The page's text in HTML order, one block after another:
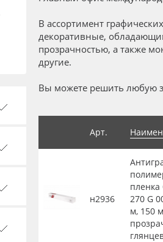
В ассортимент
декоративные,
прозрачностью, а также
другие.
Вы можете решить любую
Арт.
н2936
270 G
м, 150